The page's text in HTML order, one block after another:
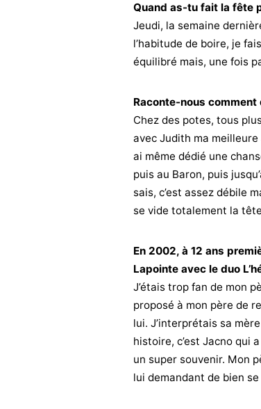
Quand as-tu fait la fête
Jeudi, la semaine
l’habitude de boire, je
équilibré mais, une fois
Raconte-nous comment
Chez des potes, tous
avec Judith ma
ai même dédié une
puis au Baron, puis
sais, c’est assez débile
se vide totalement la
En 2002, à 12 ans
Lapointe avec le duo
J’étais trop fan de mon
proposé à mon père de
lui. J’interprétais sa
histoire, c’est Jacno qui
un super souvenir. Mon
lui demandant de bien